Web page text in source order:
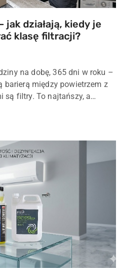
działają, kiedy je
klasę filtracji?
na dobę, 365 dni w roku –
barierą między powietrzem z
są filtry. To najtańszy, a